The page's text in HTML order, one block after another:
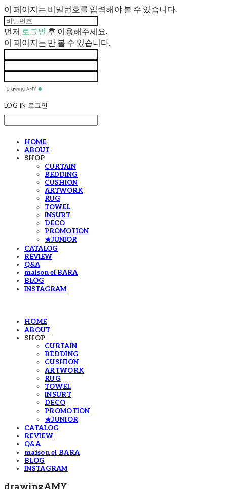
이 페이지는 비밀번호를 입력해야 볼 수 있습니다.
먼저 로그인 후 이용해주세요.
이 페이지는 만 볼 수 있습니다.
LOG IN 로그인
HOME
ABOUT
SHOP
CURTAIN
BEDDING
CUSHION
ARTWORK
RUG
TOWEL
INSURT
DECO
PROMOTION
★JUNIOR
CATALOG
REVIEW
Q&A
maison el BARA
BLOG
INSTAGRAM
HOME
ABOUT
SHOP
CURTAIN
BEDDING
CUSHION
ARTWORK
RUG
TOWEL
INSURT
DECO
PROMOTION
★JUNIOR
CATALOG
REVIEW
Q&A
maison el BARA
BLOG
INSTAGRAM